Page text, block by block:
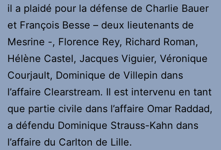
il a plaidé pour la défense de Charlie Bauer
et François Besse – deux lieutenants de
Mesrine -, Florence Rey, Richard Roman,
Hélène Castel, Jacques Viguier, Véronique
Courjault, Dominique de Villepin dans
l’affaire Clearstream. Il est intervenu en tant
que partie civile dans l’affaire Omar Raddad,
a défendu Dominique Strauss-Kahn dans
l’affaire du Carlton de Lille.